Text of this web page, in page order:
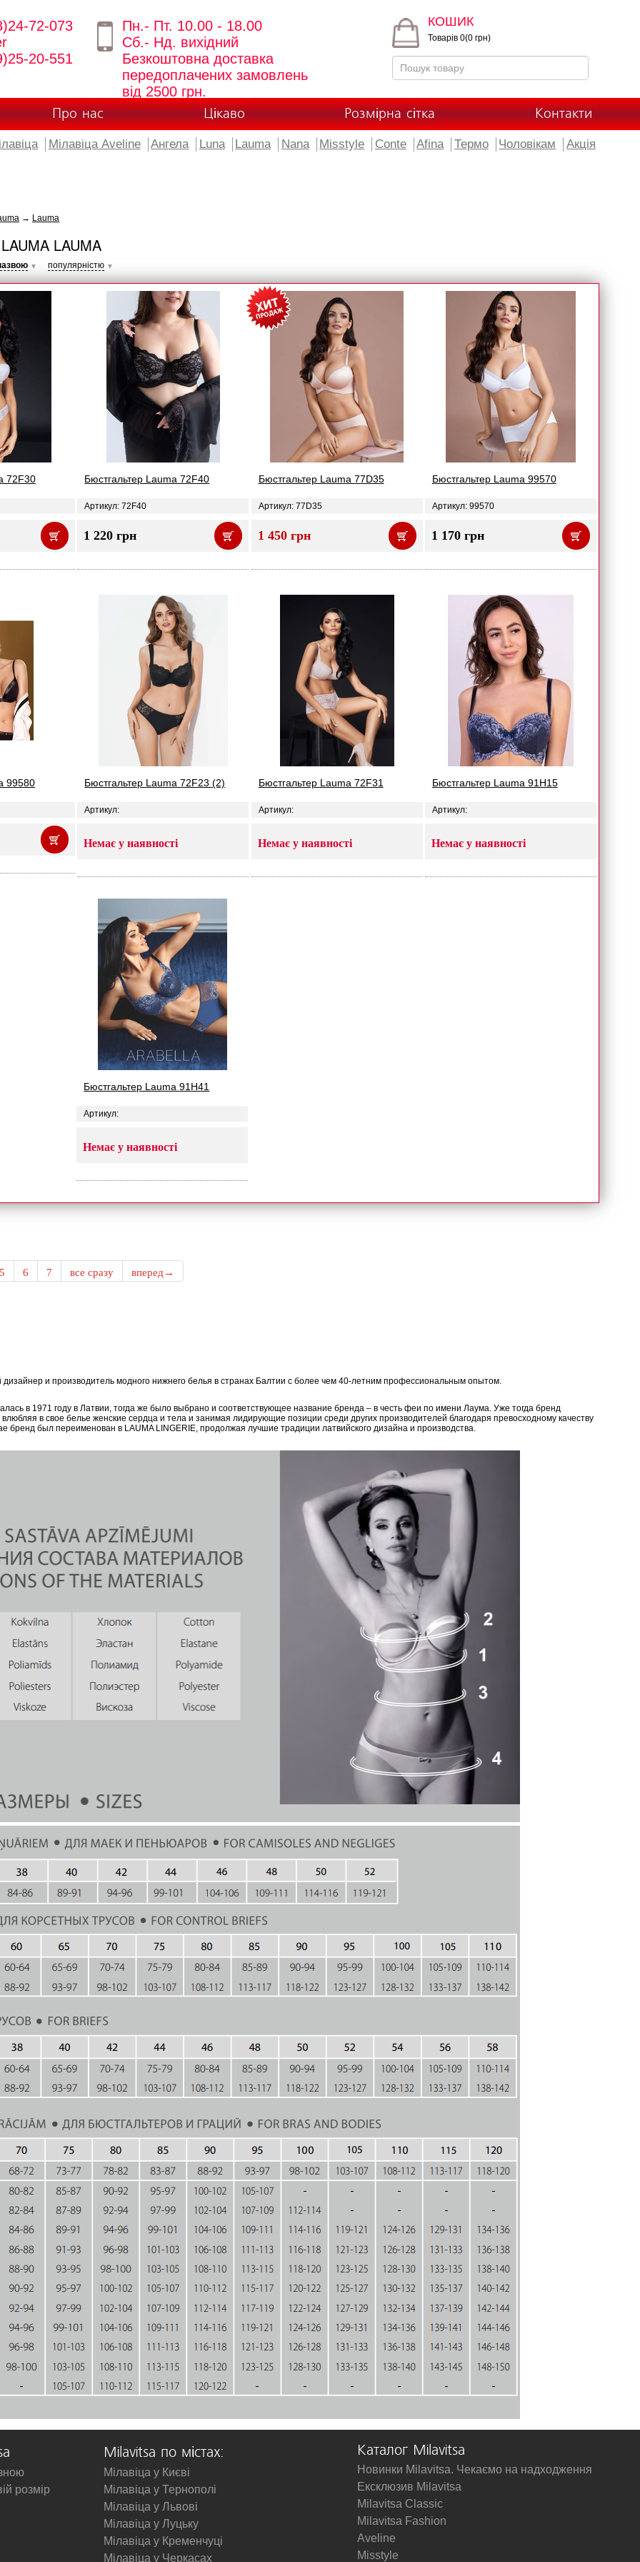
72-073
20-551
Пн.- Пт. 10.00 - 18.00
Сб.- Нд. вихідний
Безкоштовна доставка
передоплачених замовлень
від 2500 грн.
КОШИК
Товарів 0(0 грн)
Про нас Цікаво Розмірна сітка Контакти
Мілавіца Aveline Ангела Luna Lauma Nana Misstyle Conte Afina Термо Чоловікам Акція
→ Lauma
LAUMA
▼ популярністю ▼
72F30 Бюстгальтер Lauma 72F40
Артикул: 72F40
1 220 грн
Бюстгальтер Lauma 77D35
Артикул: 77D35
1 450 грн
Бюстгальтер Lauma 99570
Артикул: 99570
1 170 грн
99580 Бюстгальтер Lauma 72F23 (2)
Артикул:
Немає у наявності
Бюстгальтер Lauma 72F31
Артикул:
Немає у наявності
Бюстгальтер Lauma 91H15
Артикул:
Немає у наявності
Бюстгальтер Lauma 91H41
Артикул:
Немає у наявності
5 6 7 все сразу вперед→
дизайнер и производитель модного нижнего белья в странах Балтии с более чем 40-летним профессиональным опытом.
в 1971 году в Латвии, тогда же было выбрано и соответствующее название бренда – в честь феи по имени Лаума. Уже тогда бренд
в свое белье женские сердца и тела и занимая лидирующие позиции среди других производителей благодаря превосходному качеству
бренд был переименован в LAUMA LINGERIE, продолжая лучшие традиции латвийского дизайна и производства.
розмір
Milavitsa по містах:
Мілавіца у Києві
Мілавіца у Тернополі
Мілавіца у Львові
Мілавіца у Луцьку
Мілавіца у Кременчуці
Мілавіца у Черкасах
Каталог Milavitsa
Новинки Milavitsa. Чекаємо на надходження
Ексклюзив Milavitsa
Milavitsa Classic
Milavitsa Fashion
Aveline
Misstyle